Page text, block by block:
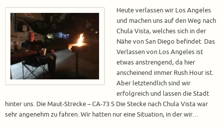
Heute verlassen wir Los Angeles
und machen uns auf den Weg nach
Chula Vista, welches sich in der
Nähe von San Diego befindet. Das
Verlassen von Los Angeles ist
etwas anstrengend, da hier
anscheinend immer Rush Hour ist.
Aber letztendlich sind wir
erfolgreich und lassen die Stadt
hinter uns. Die Maut-Strecke – CA-73 S Die Stecke nach Chula Vista war
sehr angenehm zu fahren. Wir hatten nur eine Situation, in der wir…